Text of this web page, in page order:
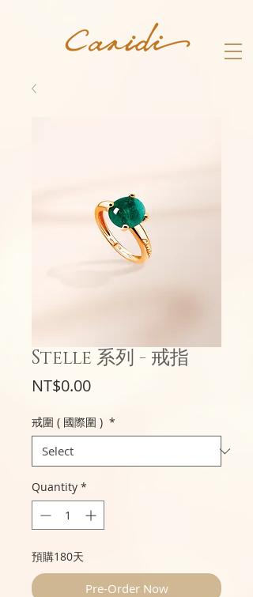
Stelle 系列 - 戒指
NT$0.00Price
戒圍 ( 國際圍 ) *
Quantity *
預購180天
Pre-Order Now